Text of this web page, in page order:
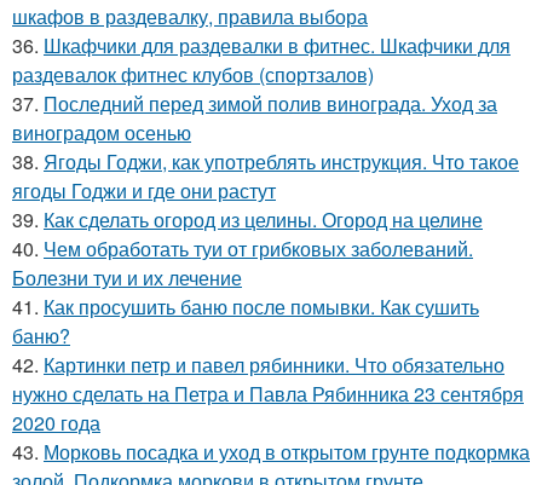
шкафов в раздевалку, правила выбора
36. Шкафчики для раздевалки в фитнес. Шкафчики для
раздевалок фитнес клубов (спортзалов)
37. Последний перед зимой полив винограда. Уход за
виноградом осенью
38. Ягоды Годжи, как употреблять инструкция. Что такое
ягоды Годжи и где они растут
39. Как сделать огород из целины. Огород на целине
40. Чем обработать туи от грибковых заболеваний.
Болезни туи и их лечение
41. Как просушить баню после помывки. Как сушить
баню?
42. Картинки петр и павел рябинники. Что обязательно
нужно сделать на Петра и Павла Рябинника 23 сентября
2020 года
43. Морковь посадка и уход в открытом грунте подкормка